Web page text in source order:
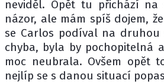
neviděl. Opět tu přichází na
názor, ale mám spíš dojem,
se Carlos podíval na
chyba, byla by pochopitelná
moc neubrala. Ovšem opět
nejlíp se s danou situací